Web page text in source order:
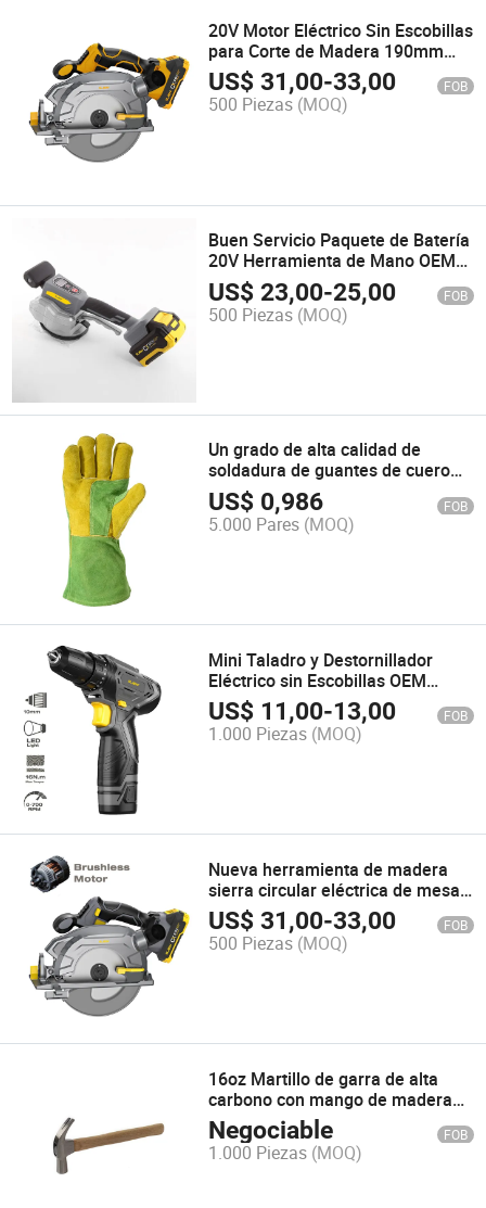
20V Motor Eléctrico Sin Escobillas
para Corte de Madera 190mm
Sierra Circular
US$31,00-33,00 FOB
500 Piezas (MOQ)
Buen Servicio Paquete de Batería
20V Herramienta de Mano OEM
Vibrador de Azulejos 20tvli-01
US$23,00-25,00 FOB
500 Piezas (MOQ)
Un grado de alta calidad de
soldadura de guantes de cuero
de vaca o de 14 pulgadas 16 pulg.
US$ 0,986 FOB
5.000 Pares (MOQ)
Mini Taladro y Destornillador
Eléctrico sin Escobillas OEM
12edli-01
US$ 11,00-13,00 FOB
1.000 Piezas (MOQ)
Nueva herramienta de madera
sierra circular eléctrica de mesa
miter 20bl-190csli-01
US$31,00-33,00 FOB
500 Piezas (MOQ)
16oz Martillo de garra de alta
carbono con mango de madera
multifuncional
Negociable FOB
1.000 Piezas (MOQ)